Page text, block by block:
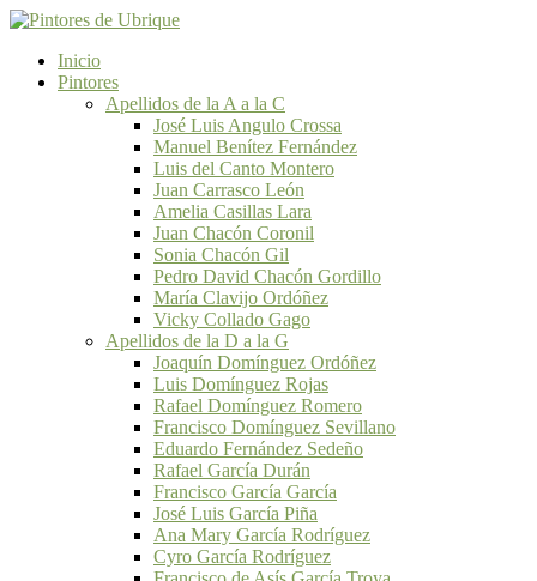
Inicio
Pintores
Apellidos de la A a la C
José Luis Angulo Crossa
Manuel Benítez Fernández
Luis del Canto Montero
Juan Carrasco León
Amelia Casillas Lara
Juan Chacón Coronil
Sonia Chacón Gil
Pedro David Chacón Gordillo
María Clavijo Ordóñez
Vicky Collado Gago
Apellidos de la D a la G
Joaquín Domínguez Ordóñez
Luis Domínguez Rojas
Rafael Domínguez Romero
Francisco Domínguez Sevillano
Eduardo Fernández Sedeño
Rafael García Durán
Francisco García García
José Luis García Piña
Ana Mary García Rodríguez
Cyro García Rodríguez